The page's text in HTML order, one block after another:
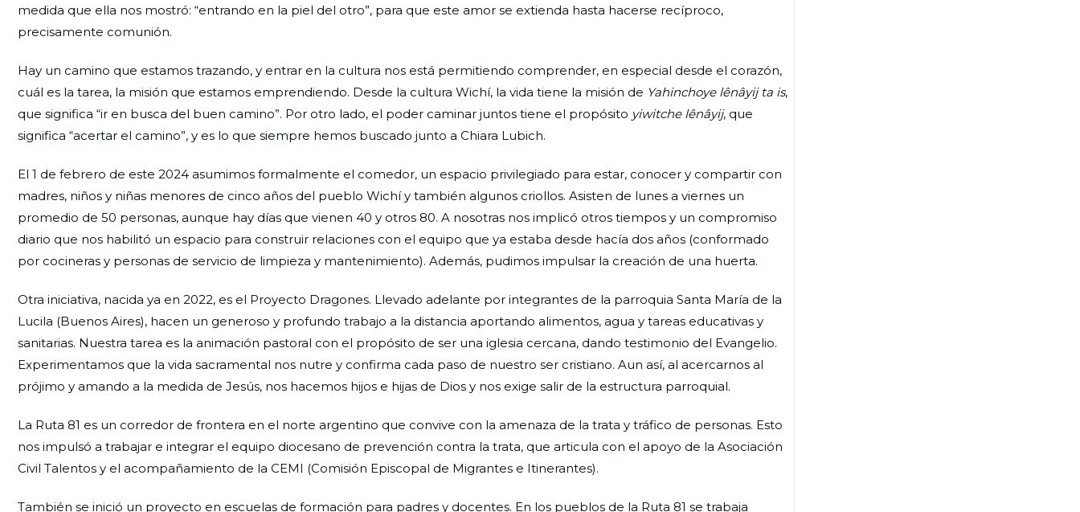
medida que ella nos mostró: “entrando en la piel del otro”, para que este amor se extienda hasta hacerse recíproco,
precisamente comunión.
Hay un camino que estamos trazando, y entrar en la cultura nos está permitiendo comprender, en especial desde el corazón,
cuál es la tarea, la misión que estamos emprendiendo. Desde la cultura Wichí, la vida tiene la misión de Yahinchoye lênâyij ta is,
que significa “ir en busca del buen camino”. Por otro lado, el poder caminar juntos tiene el propósito yiwitche lênâyij, que
significa “acertar el camino”, y es lo que siempre hemos buscado junto a Chiara Lubich.
El 1 de febrero de este 2024 asumimos formalmente el comedor, un espacio privilegiado para estar, conocer y compartir con
madres, niños y niñas menores de cinco años del pueblo Wichí y también algunos criollos. Asisten de lunes a viernes un
promedio de 50 personas, aunque hay días que vienen 40 y otros 80. A nosotras nos implicó otros tiempos y un compromiso
diario que nos habilitó un espacio para construir relaciones con el equipo que ya estaba desde hacía dos años (conformado
por cocineras y personas de servicio de limpieza y mantenimiento). Además, pudimos impulsar la creación de una huerta.
Otra iniciativa, nacida ya en 2022, es el Proyecto Dragones. Llevado adelante por integrantes de la parroquia Santa María de la
Lucila (Buenos Aires), hacen un generoso y profundo trabajo a la distancia aportando alimentos, agua y tareas educativas y
sanitarias. Nuestra tarea es la animación pastoral con el propósito de ser una iglesia cercana, dando testimonio del Evangelio.
Experimentamos que la vida sacramental nos nutre y confirma cada paso de nuestro ser cristiano. Aun así, al acercarnos al
prójimo y amando a la medida de Jesús, nos hacemos hijos e hijas de Dios y nos exige salir de la estructura parroquial.
La Ruta 81 es un corredor de frontera en el norte argentino que convive con la amenaza de la trata y tráfico de personas. Esto
nos impulsó a trabajar e integrar el equipo diocesano de prevención contra la trata, que articula con el apoyo de la Asociación
Civil Talentos y el acompañamiento de la CEMI (Comisión Episcopal de Migrantes e Itinerantes).
También se inició un proyecto en escuelas de formación para padres y docentes. En los pueblos de la Ruta 81 se trabaja